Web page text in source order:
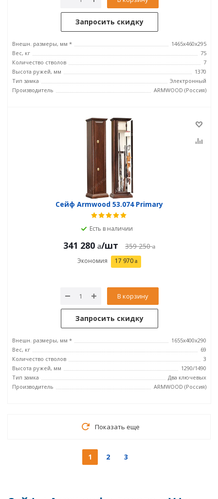
Запросить скидку
Внешн. размеры, мм *
1465х460х295
Вес, кг
75
Количество стволов
7
Высота ружей, мм
1370
Тип замка
Электронный
Производитель
ARMWOOD (Россия)
Сейф Armwood 53.074 Primary
Есть в наличии
341 280 /шт 359 250
Экономия 17 970
В корзину
Запросить скидку
Внешн. размеры, мм *
1655х400х290
Вес, кг
69
Количество стволов
3
Высота ружей, мм
1290/1490
Тип замка
Два ключевых
Производитель
ARMWOOD (Россия)
Показать еще
1 2 3